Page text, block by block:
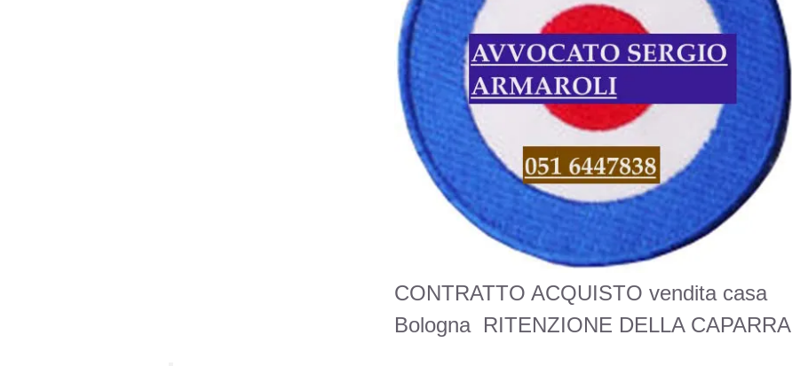
CONTRATTO ACQUISTO vendita casa
Bologna RITENZIONE DELLA CAPARRA